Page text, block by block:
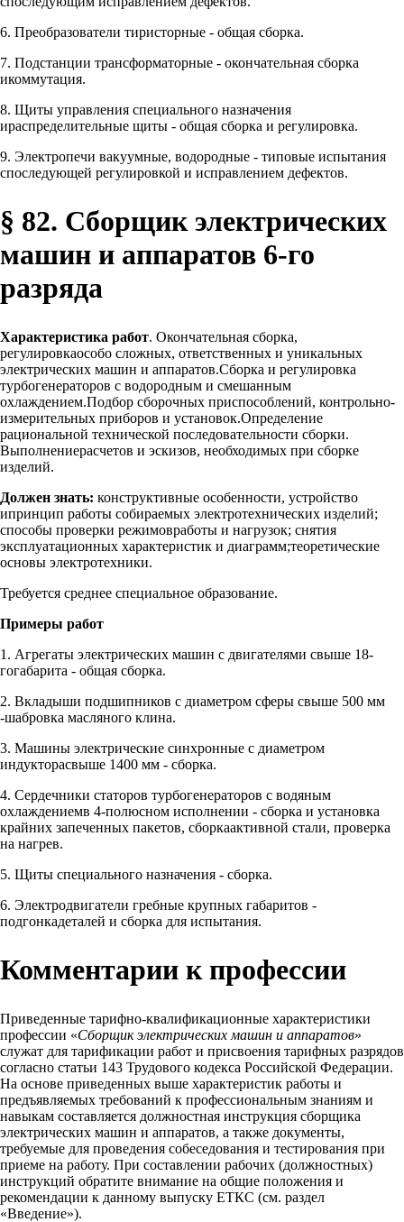
6. Преобразователи тиристорные - общая сборка.
7. Подстанции трансформаторные - окончательная сборка
икоммутация.
8. Щиты управления специального назначения
ираспределительные щиты - общая сборка и регулировка.
9. Электропечи вакуумные, водородные - типовые испытания
споследующей регулировкой и исправлением дефектов.
§ 82. Сборщик электрических
машин и аппаратов 6-го
разряда
Характеристика работ. Окончательная сборка,
регулировкаособо сложных, ответственных и уникальных
электрических машин и аппаратов.Сборка и регулировка
турбогенераторов с водородным и смешанным
охлаждением.Подбор сборочных приспособлений, контрольно-
измерительных приборов и установок.Определение
рациональной технической последовательности сборки.
Выполнениерасчетов и эскизов, необходимых при сборке
изделий.
Должен знать: конструктивные особенности, устройство
ипринцип работы собираемых электротехнических изделий;
способы проверки режимовработы и нагрузок; снятия
эксплуатационных характеристик и диаграмм;теоретические
основы электротехники.
Требуется среднее специальное образование.
Примеры работ
1. Агрегаты электрических машин с двигателями свыше 18-
гогабарита - общая сборка.
2. Вкладыши подшипников с диаметром сферы свыше 500 мм
-шабровка масляного клина.
3. Машины электрические синхронные с диаметром
индукторасвыше 1400 мм - сборка.
4. Сердечники статоров турбогенераторов с водяным
охлаждениемв 4-полюсном исполнении - сборка и установка
крайних запеченных пакетов, сборкаактивной стали, проверка
на нагрев.
5. Щиты специального назначения - сборка.
6. Электродвигатели гребные крупных габаритов -
подгонкадеталей и сборка для испытания.
Комментарии к профессии
Приведенные тарифно-квалификационные характеристики
профессии «Сборщик электрических машин и аппаратов»
служат для тарификации работ и присвоения тарифных разрядов
согласно статьи 143 Трудового кодекса Российской Федерации.
На основе приведенных выше характеристик работы и
предъявляемых требований к профессиональным знаниям и
навыкам составляется должностная инструкция сборщика
электрических машин и аппаратов, а также документы,
требуемые для проведения собеседования и тестирования при
приеме на работу. При составлении рабочих (должностных)
инструкций обратите внимание на общие положения и
рекомендации к данному выпуску ЕТКС (см. раздел
«Введение»).